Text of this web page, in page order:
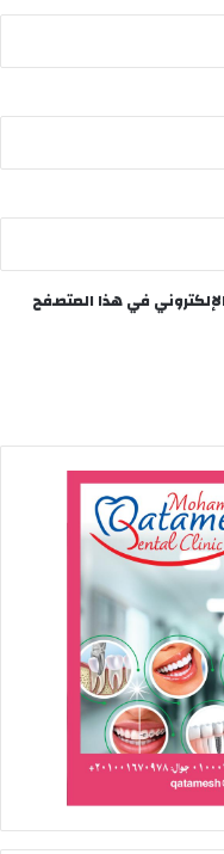
في هذا المتصفح